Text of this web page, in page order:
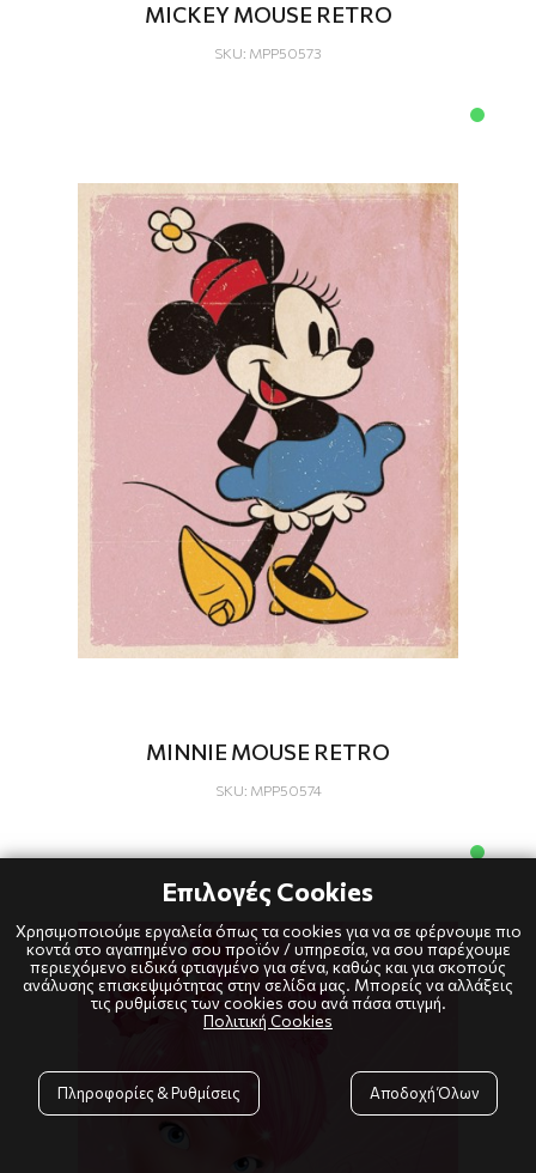
MICKEY MOUSE RETRO
SKU: MPP50573
MINNIE MOUSE RETRO
SKU: MPP50574
Επιλογές Cookies
Χρησιμοποιούμε εργαλεία όπως τα cookies για να σε φέρνουμε πιο
κοντά στο αγαπημένο σου προϊόν / υπηρεσία, να σου παρέχουμε
περιεχόμενο ειδικά φτιαγμένο για σένα, καθώς και για σκοπούς
ανάλυσης επισκεψιμότητας στην σελίδα μας. Μπορείς να αλλάξεις
τις ρυθμίσεις των cookies σου ανά πάσα στιγμή.
Πολιτική Cookies
Πληροφορίες & Ρυθμίσεις Αποδοχή Όλων